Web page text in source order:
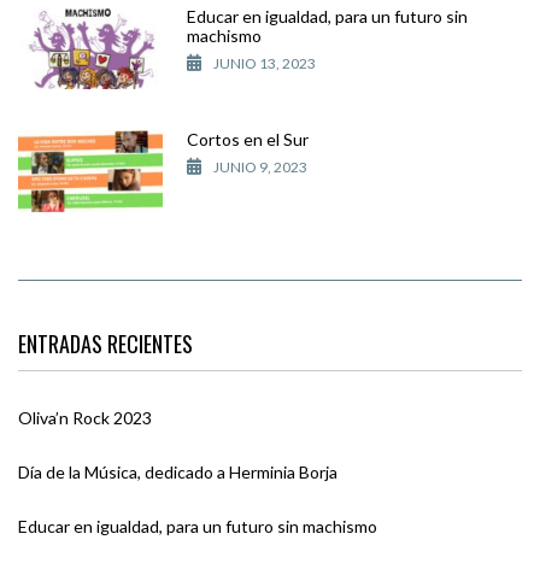
Educar en igualdad, para un futuro sin
machismo
JUNIO 13, 2023
Cortos en el Sur
JUNIO 9, 2023
ENTRADAS RECIENTES
Oliva’n Rock 2023
Día de la Música, dedicado a Herminia Borja
Educar en igualdad, para un futuro sin machismo